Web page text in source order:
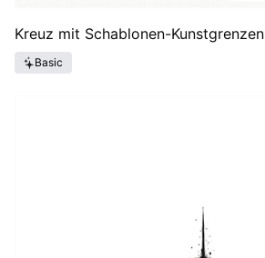
Kreuz mit Schablonen-Kunstgrenzen
Basic